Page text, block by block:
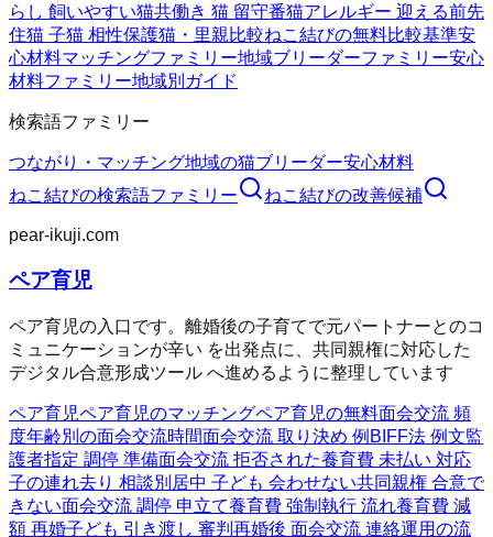
らし 飼いやすい猫共働き 猫 留守番猫アレルギー 迎える前先
住猫 子猫 相性保護猫・里親比較ねこ結びの無料比較基準安
心材料マッチングファミリー地域ブリーダーファミリー安心
材料ファミリー地域別ガイド
検索語ファミリー
つながり・マッチング地域の猫ブリーダー安心材料
ねこ結びの検索語ファミリー ねこ結びの改善候補
pear-ikuji.com
ペア育児
ペア育児の入口です。離婚後の子育てで元パートナーとのコ
ミュニケーションが辛い を出発点に、共同親権に対応した
デジタル合意形成ツール へ進めるように整理しています
ペア育児ペア育児のマッチングペア育児の無料面会交流 頻
度年齢別の面会交流時間面会交流 取り決め 例 BIFF法 例文監
護者指定 調停 準備面会交流 拒否された養育費 未払い 対応
子の連れ去り 相談別居中 子ども 会わせない共同親権 合意で
きない面会交流 調停 申立て養育費 強制執行 流れ養育費 減
額 再婚子ども 引き渡し 審判 再婚後 面会交流 連絡運用の流